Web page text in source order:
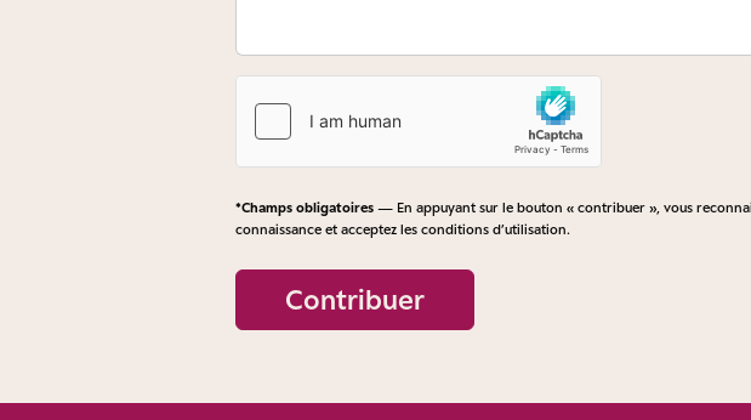
*Champs obligatoires — En appuyant sur le bouton « contribuer », vous
connaissance et acceptez les conditions d’utilisation.
Contribuer